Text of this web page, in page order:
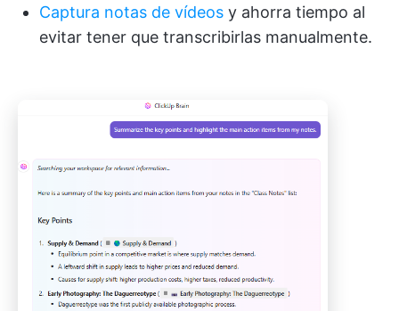
Captura notas de vídeos y ahorra tiempo al
evitar tener que transcribirlas manualmente.